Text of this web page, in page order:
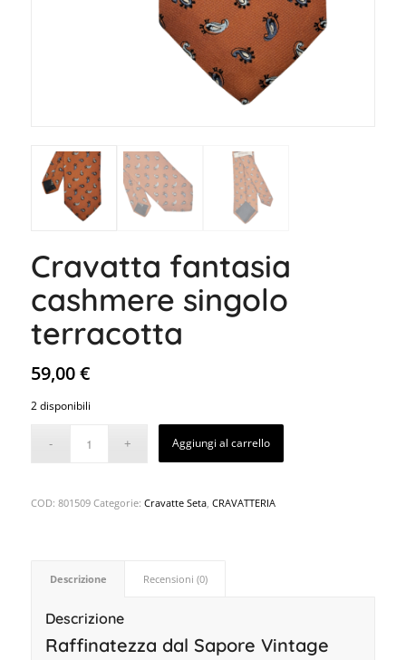
Cravatta fantasia
cashmere singolo
terracotta
59,00€
2 disponibili
Aggiungi al carrello
COD: 801509 Categorie: Cravatte Seta, CRAVATTERIA
Descrizione Recensioni (0)
Descrizione
Raffinatezza dal Sapore Vintage